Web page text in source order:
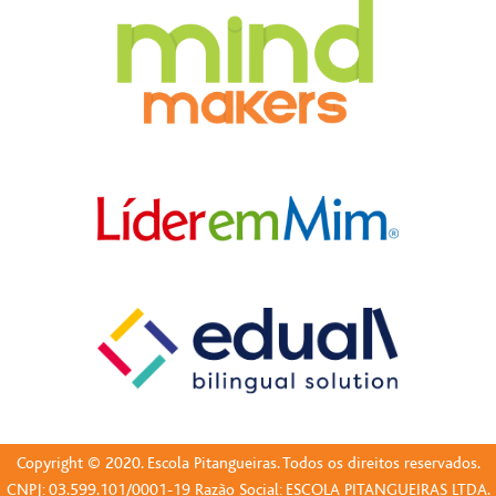
Copyright © 2020. Escola Pitangueiras. Todos os direitos reservados.
CNPJ: 03.599.101/0001-19 Razão Social: ESCOLA PITANGUEIRAS LTDA.